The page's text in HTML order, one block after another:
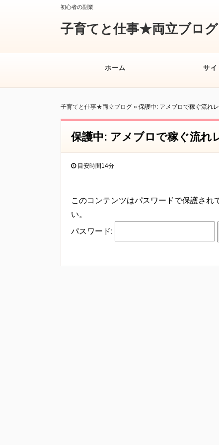
初心者の副業
子育てと仕事★両立ブログ
ホーム サイ
子育てと仕事★両立ブログ » 保護中: アメブロで稼ぐ流れ
保護中: アメブロで稼ぐ流れ
目安時間14分
このコンテンツはパスワードで保護され
い。
パスワード: